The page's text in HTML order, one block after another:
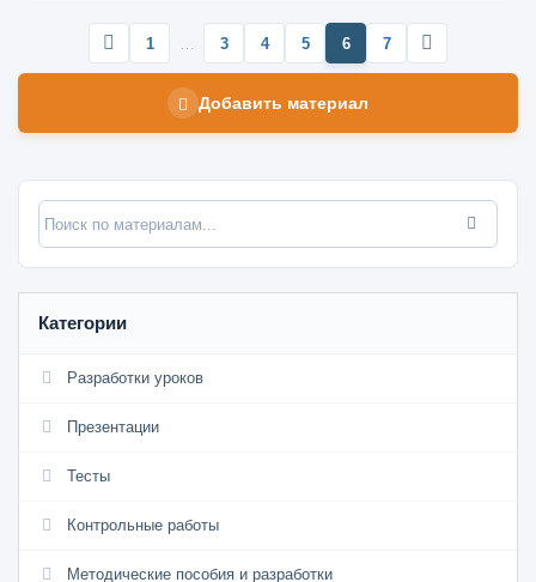
1 3 4 5 6 7
Добавить материал
Категории
Разработки уроков
Презентации
Тесты
Контрольные работы
Методические пособия и разработки